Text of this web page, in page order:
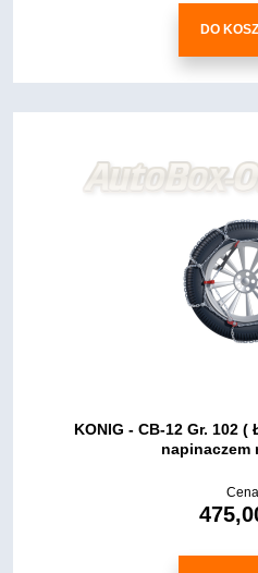
DO
KONIG - CB-12 Gr. 102
napinaczem